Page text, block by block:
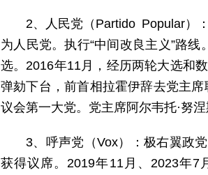
2、人民党（Partido Popular）
为人民党。执行“中间改良主义”路
选。2016年11月，经历两轮大选和
弹劾下台，前首相拉霍伊辞去党主
议会第一大党。党主席阿尔韦托·努
3、呼声党（Vox）：极右翼政
获得议席。2019年11月、2023年7